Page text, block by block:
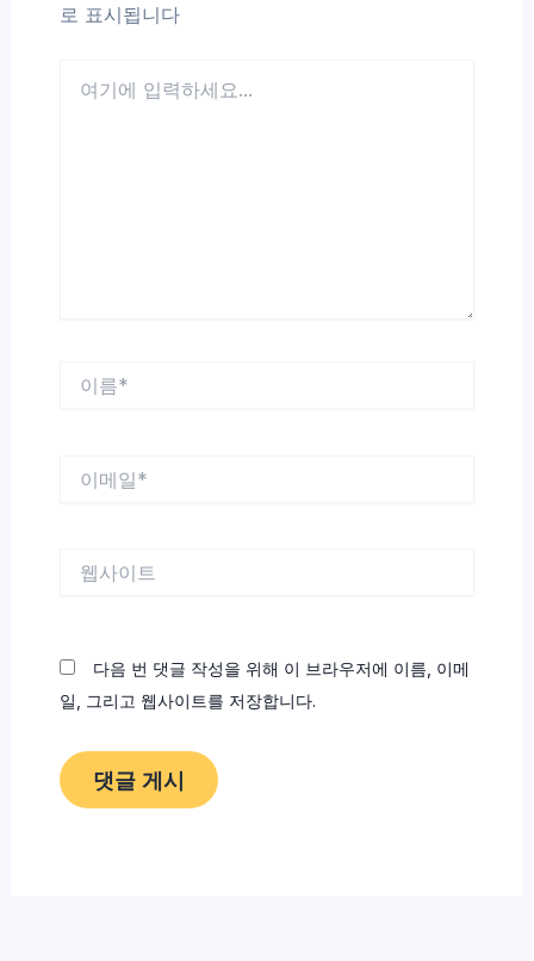
로 표시됩니다
다음 번 댓글 작성을 위해 이 브라우저에 이름, 이메
일, 그리고 웹사이트를 저장합니다.